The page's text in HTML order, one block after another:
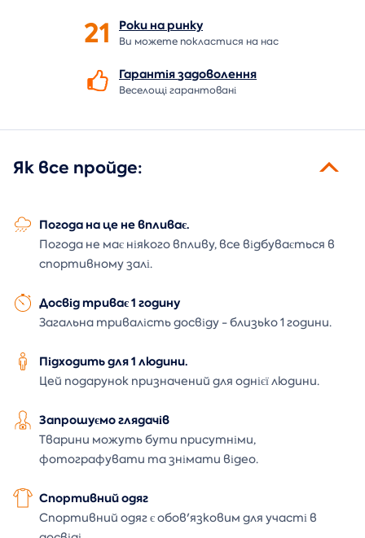
21 Роки наринку
Ви можете покластися на нас
Гарантіязадоволення
Веселощі гарантовані
Як все пройде:
Погода на це не впливає.
Погода не має ніякого впливу, все відбувається в
спортивному залі.
Досвід триває 1 годину
Загальна тривалість досвіду - близько 1 години.
Підходить для 1 людини.
Цей подарунок призначений для однієї людини.
Запрошуємо глядачів
Тварини можуть бути присутніми,
фотографувати та знімати відео.
Спортивний одяг
Спортивний одяг є обов'язковим для участі в